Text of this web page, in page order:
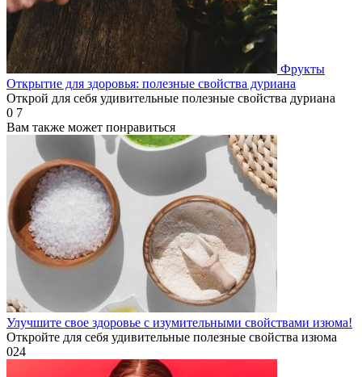
Фрукты
Открытие для здоровья: полезные свойства дуриана
Открой для себя удивительные полезные свойства дуриана
0 7
Вам также может понравиться
Улучшите свое здоровье с изумительными свойствами изюма!
Откройте для себя удивительные полезные свойства изюма
024